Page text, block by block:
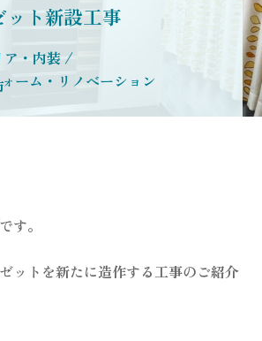
ット新設工事
ア・内装 /
ーム・リノベーション
す。
ットを新たに造作する工事のご紹介